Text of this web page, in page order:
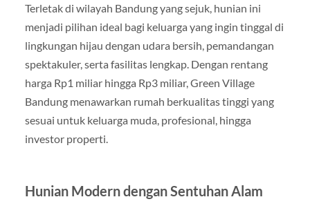
Terletak di wilayah Bandung yang sejuk, hunian ini
menjadi pilihan ideal bagi keluarga yang ingin tinggal di
lingkungan hijau dengan udara bersih, pemandangan
spektakuler, serta fasilitas lengkap. Dengan rentang
harga Rp1 miliar hingga Rp3 miliar, Green Village
Bandung menawarkan rumah berkualitas tinggi yang
sesuai untuk keluarga muda, profesional, hingga
investor properti.
Hunian Modern dengan Sentuhan Alam